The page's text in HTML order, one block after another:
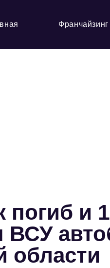
Франчайзинг
погиб и
ВСУ
области